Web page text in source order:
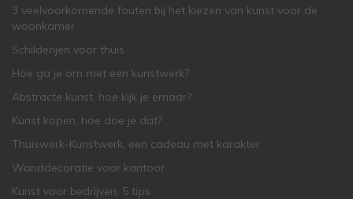
3 veelvoorkomende fouten bij het kiezen van kunst voor de
woonkamer
Schilderijen voor thuis
Hoe ga je om met een kunstwerk?
Abstracte kunst, hoe kijk je ernaar?
Kunst kopen, hoe doe je dat?
Thuiswerk-Kunstwerk, een cadeau met karakter
Wanddecoratie voor kantoor
Kunst voor bedrijven, 5 tips